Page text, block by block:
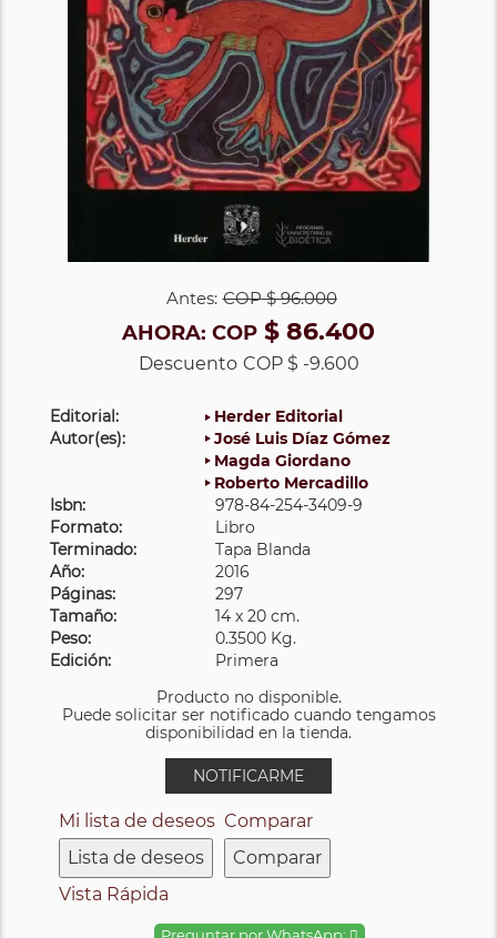
Antes: COP$ 96.000
AHORA: COP $ 86.400
Descuento COP $ -9.600
Editorial:
Herder Editorial
Autor(es):
José Luis Díaz Gómez
Magda Giordano
Roberto Mercadillo
Isbn:
978-84-254-3409-9
Formato:
Libro
Terminado:
Tapa Blanda
Año:
2016
Páginas:
297
Tamaño:
14 x 20 cm.
Peso:
0.3500 Kg.
Edición:
Primera
Producto no disponible.
Puede solicitar ser notificado cuando tengamos
disponibilidad en la tienda.
NOTIFICARME
Mi lista de deseos
Lista de deseos
Comparar
Comparar
Vista Rápida